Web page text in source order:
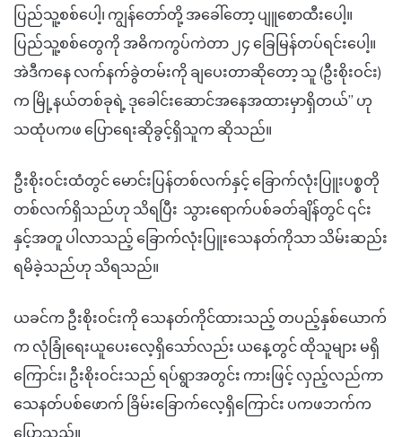
ပြည်သူ့စစ်ပေါ့၊ ကျွန်တော်တို့ အခေါ်တော့ ပျူစောထီးပေါ့။
ပြည်သူ့စစ်တွေကို အဓိကကွပ်ကဲတာ ၂၄ ခြေမြန်တပ်ရင်းပေါ့။
အဲဒီကနေ လက်နက်ခွဲတမ်းကို ချပေးတာဆိုတော့ သူ (ဦးစိုးဝင်း)
က မြို့နယ်တစ်ခုရဲ့ ဒုခေါင်းဆောင်အနေအထားမှာရှိတယ်” ဟု
သထုံပကဖ ပြောရေးဆိုခွင့်ရှိသူက ဆိုသည်။
ဦးစိုးဝင်းထံတွင် မောင်းပြန်တစ်လက်နှင့် ခြောက်လုံးပြူးပစ္စတို
တစ်လက်ရှိသည်ဟု သိရပြီး သွားရောက်ပစ်ခတ်ချိန်တွင် ၎င်း
နှင့်အတူ ပါလာသည့် ခြောက်လုံးပြူးသေနတ်ကိုသာ သိမ်းဆည်း
ရမိခဲ့သည်ဟု သိရသည်။
ယခင်က ဦးစိုးဝင်းကို သေနတ်ကိုင်ထားသည့် တပည့်နှစ်ယောက်
က လုံခြုံရေးယူပေးလေ့ရှိသော်လည်း ယနေ့တွင် ထိုသူများ မရှိ
ကြောင်း၊ ဦးစိုးဝင်းသည် ရပ်ရွာအတွင်း ကားဖြင့် လှည့်လည်ကာ
သေနတ်ပစ်ဖောက် ခြိမ်းခြောက်လေ့ရှိကြောင်း ပကဖဘက်က
ပြောသည်။